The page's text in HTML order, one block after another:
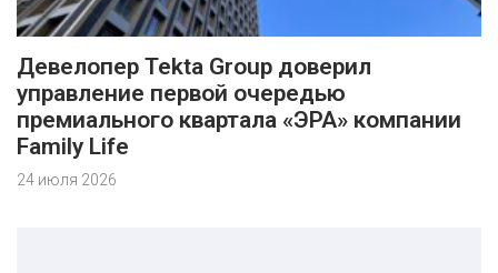
Девелопер Tekta Group доверил
управление первой очередью
премиального квартала «ЭРА» компании
Family Life
24 июля 2026